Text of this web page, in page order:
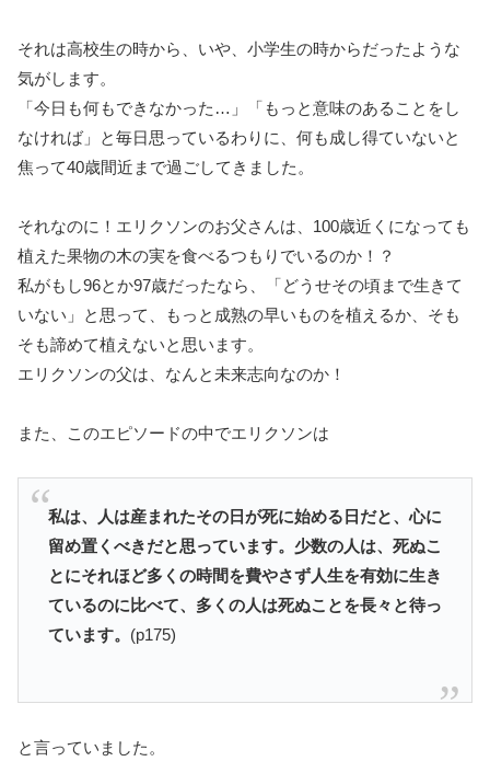
それは高校生の時から、いや、小学生の時からだったような
気がします。
「今日も何もできなかった…」「もっと意味のあることをし
なければ」と毎日思っているわりに、何も成し得ていないと
焦って40歳間近まで過ごしてきました。
それなのに！エリクソンのお父さんは、100歳近くになっても
植えた果物の木の実を食べるつもりでいるのか！？
私がもし96とか97歳だったなら、「どうせその頃まで生きて
いない」と思って、もっと成熟の早いものを植えるか、そも
そも諦めて植えないと思います。
エリクソンの父は、なんと未来志向なのか！
また、このエピソードの中でエリクソンは
私は、人は産まれたその日が死に始める日だと、心に
留め置くべきだと思っています。少数の人は、死ぬこ
とにそれほど多くの時間を費やさず人生を有効に生き
ているのに比べて、多くの人は死ぬことを長々と待っ
ています。 (p175)
と言っていました。